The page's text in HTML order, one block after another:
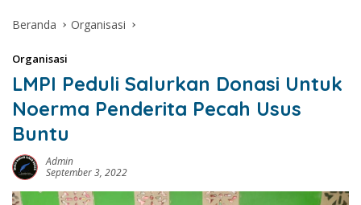
Beranda Organisasi
Organisasi
LMPI Peduli Salurkan Donasi Untuk
Noerma Penderita Pecah Usus
Buntu
Admin
September 3, 2022